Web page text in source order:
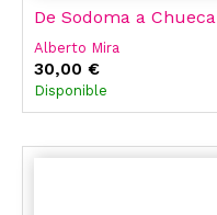
De Sodoma a Chueca
Alberto Mira
30,00 €
Disponible